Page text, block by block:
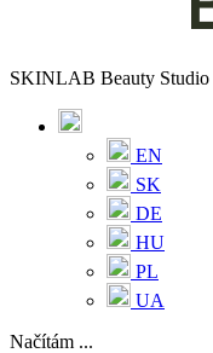
SKINLAB Beauty Studio
EN
SK
DE
HU
PL
UA
Načítám ...